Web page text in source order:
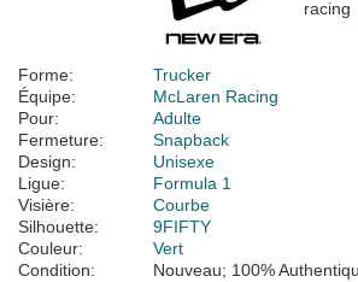
Forme:
Trucker
Équipe:
McLaren Racing
Pour:
Adulte
Fermeture:
Snapback
Design:
Unisexe
Ligue:
Formula 1
Visière:
Courbe
Silhouette:
9FIFTY
Couleur:
Vert
Condition:
Nouveau; 100%